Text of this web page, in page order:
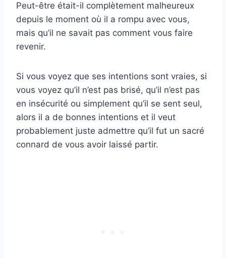
Peut-être était-il complètement malheureux
depuis le moment où il a rompu avec vous,
mais qu’il ne savait pas comment vous faire
revenir.
Si vous voyez que ses intentions sont vraies, si
vous voyez qu’il n’est pas brisé, qu’il n’est pas
en insécurité ou simplement qu’il se sent seul,
alors il a de bonnes intentions et il veut
probablement juste admettre qu’il fut un sacré
connard de vous avoir laissé partir.